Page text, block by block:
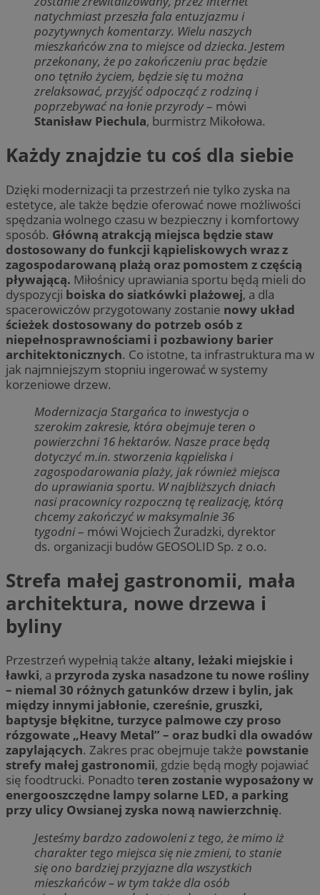
natychmiast przeszła fala entuzjazmu i
pozytywnych komentarzy. Wielu naszych
mieszkańców zna to miejsce od dziecka. Jestem
przekonany, że po zakończeniu prac będzie
ono tętniło życiem, będzie się tu można
zrelaksować, przyjść odpocząć z rodziną i
poprzebywać na łonie przyrody– mówi
Stanisław Piechula, burmistrz Mikołowa.
Każdy znajdzie tu coś dla siebie
Dzięki modernizacji ta przestrzeń nie tylko zyska na
estetyce, ale także będzie oferować nowe możliwości
spędzania wolnego czasu w bezpieczny i komfortowy
sposób. Główną atrakcją miejsca będzie staw
dostosowany do funkcji kąpieliskowych wraz z
zagospodarowaną plażą oraz pomostem z częścią
pływającą. Miłośnicy uprawiania sportu będą mieli do
dyspozycji boiska do siatkówki plażowej, a dla
spacerowiczów przygotowany zostanie nowy układ
ścieżek dostosowany do potrzeb osób z
niepełnosprawnościami i pozbawiony barier
architektonicznych. Co istotne, ta infrastruktura ma w
jak najmniejszym stopniu ingerować w systemy
korzeniowe drzew.
Modernizacja Stargańca to inwestycja o
szerokim zakresie, która obejmuje teren o
powierzchni 16 hektarów. Nasze prace będą
dotyczyć m.in. stworzenia kąpieliska i
zagospodarowania plaży, jak również miejsca
do uprawiania sportu. W najbliższych dniach
nasi pracownicy rozpoczną tę realizację, którą
chcemy zakończyć w maksymalnie 36
tygodni– mówi Wojciech Żuradzki, dyrektor
ds. organizacji budów GEOSOLID Sp. z o.o.
Strefa małej gastronomii, mała
architektura, nowe drzewa i
byliny
Przestrzeń wypełnią także altany, leżaki miejskie i
ławki, a przyroda zyska nasadzone tu nowe rośliny
– niemal 30 różnych gatunków drzew i bylin, jak
między innymi jabłonie, czereśnie, gruszki,
baptysje błękitne, turzyce palmowe czy proso
rózgowate „Heavy Metal” – oraz budki dla owadów
zapylających. Zakres prac obejmuje także powstanie
strefy małej gastronomii, gdzie będą mogły pojawiać
się foodtrucki. Ponadto teren zostanie wyposażony w
energooszczędne lampy solarne LED, a parking
przy ulicy Owsianej zyska nową nawierzchnię.
Jesteśmy bardzo zadowoleni z tego, że mimo iż
charakter tego miejsca się nie zmieni, to stanie
się ono bardziej przyjazne dla wszystkich
mieszkańców – w tym także dla osób